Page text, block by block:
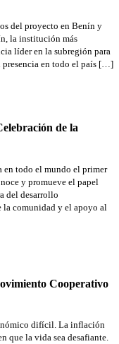
del proyecto en Benín y
la institución más
líder en la subregión para
presencia en todo el país […]
de la
en todo el mundo el primer
y promueve el papel
del desarrollo
comunidad y el apoyo al
Cooperativo
difícil. La inflación
que la vida sea desafiante.